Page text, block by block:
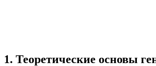
1. Теоретические основы